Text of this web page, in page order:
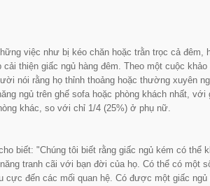
việc như bị kéo chăn hoặc trằn trọc cả
cải thiện giấc ngủ hàng đêm. Theo một cuộc
nói rằng họ thỉnh thoảng hoặc thường xuyên
ngủ trên ghế sofa hoặc phòng khách nhất,
khác, so với chỉ 1/4 (25%) ở phụ nữ.
biết:"Chúng tôi biết rằng giấc ngủ kém có thể
tranh cãi với bạn đời của họ. Có thể có một
cực đến các mối quan hệ. Có được một giấc